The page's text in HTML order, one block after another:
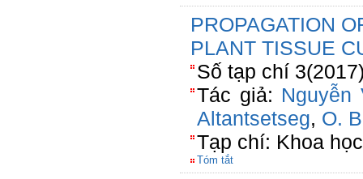
PROPAGATION
PLANT TISSUE
Số tạp chí
Tác giả: Nguyễn
Altantsetseg, O.
Tạp chí: Khoa
Tóm tắt